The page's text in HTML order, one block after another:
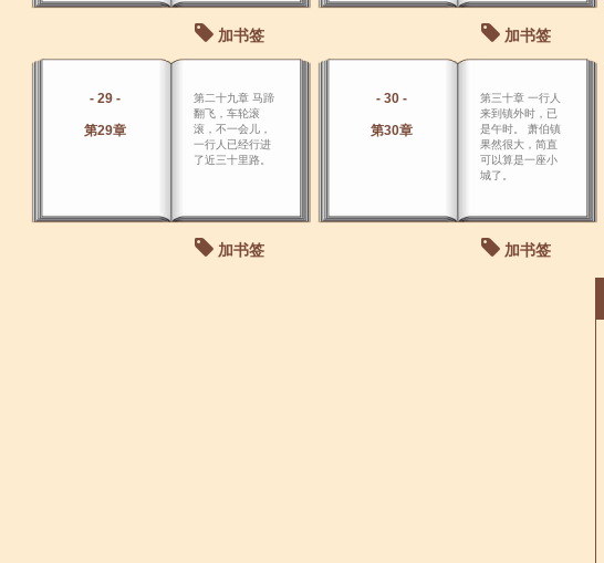
加书签
酒。
加书签
- 29 -
第29章
第二十九章 马蹄
翻飞，车轮滚
滚，不一会儿，
一行人已经行进
了近三十里路。
加书签
- 30 -
第30章
第三十章 一行人
来到镇外时，已
是午时。 萧伯镇
果然很大，简直
可以算是一座小
城了。
加书签